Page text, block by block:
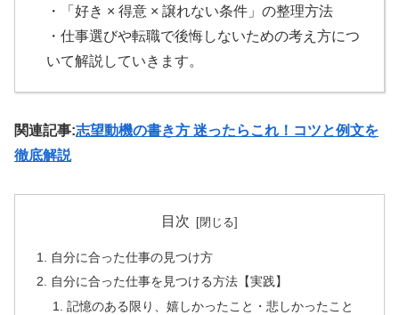
・「好き × 得意 × 譲れない条件」の整理方法
・仕事選びや転職で後悔しないための考え方につ
いて解説していきます。
関連記事:志望動機の書き方 迷ったらこれ！コツと例文を
徹底解説
目次
自分に合った仕事の見つけ方
自分に合った仕事を見つける方法【実践】
記憶のある限り、嬉しかったこと・悲しかったこと